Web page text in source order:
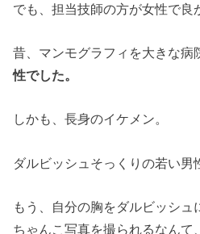
でも、担当技師の方が女性で良
昔、マンモグラフィを大きな病
性でした。
しかも、長身のイケメン。
ダルビッシュそっくりの若い男
もう、自分の胸をダルビッシ
ちゃんこ写真を撮られるなんて